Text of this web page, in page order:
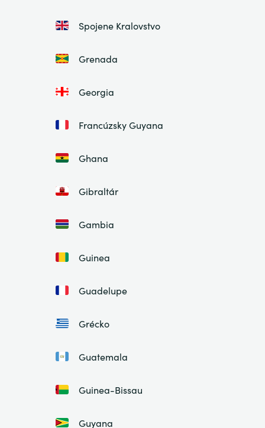
Spojene Kralovstvo
Grenada
Georgia
Francúzsky Guyana
Ghana
Gibraltár
Gambia
Guinea
Guadelupe
Grécko
Guatemala
Guinea-Bissau
Guyana